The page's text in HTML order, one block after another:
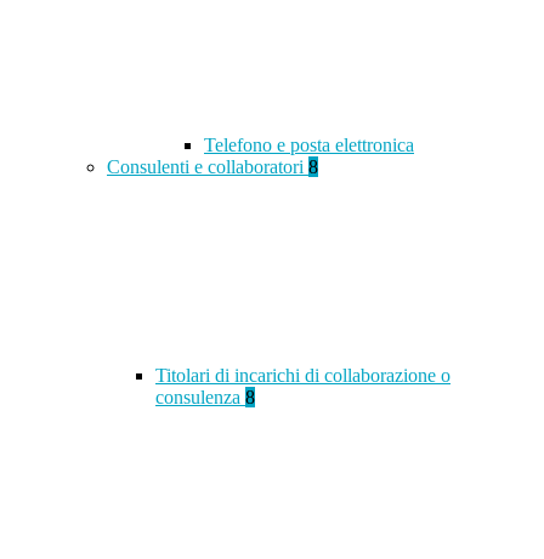
Telefono e posta elettronica
Consulenti e collaboratori 8
Titolari di incarichi di collaborazione o
consulenza 8